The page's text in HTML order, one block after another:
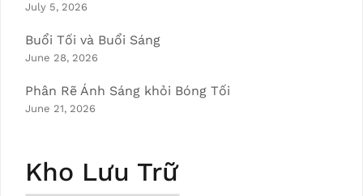
July 5, 2026
Buổi Tối và Buổi Sáng
June 28, 2026
Phân Rẽ Ánh Sáng khỏi Bóng Tối
June 21, 2026
Kho Lưu Trữ